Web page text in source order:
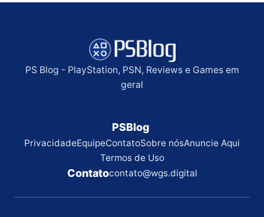
PS Blog - PlayStation, PSN, Reviews e Games em
geral
PSBlog
PrivacidadeEquipeContatoSobre nósAnuncie Aqui
Termos de Uso
Contatocontato@wgs.digital